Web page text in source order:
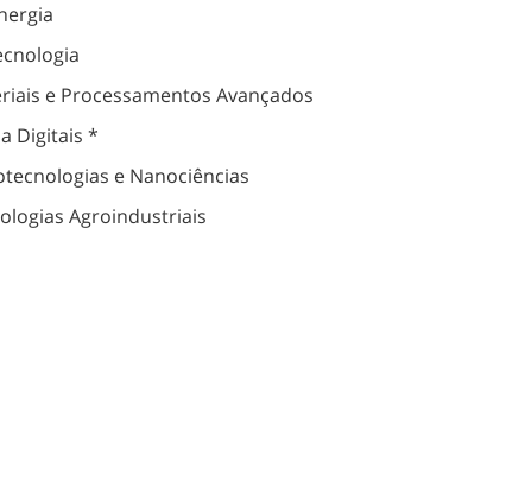
e Processamentos Avançados
Digitais *
e Nanociências
Agroindustriais